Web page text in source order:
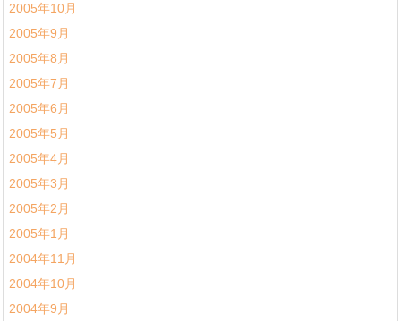
2005年10月
2005年9月
2005年8月
2005年7月
2005年6月
2005年5月
2005年4月
2005年3月
2005年2月
2005年1月
2004年11月
2004年10月
2004年9月